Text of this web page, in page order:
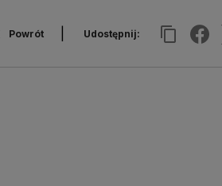
Powrót Udostępnij: